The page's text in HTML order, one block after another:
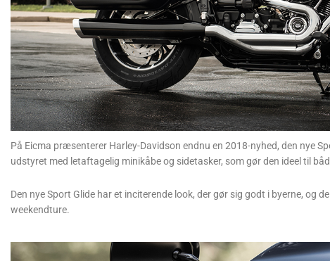
På Eicma præsenterer Harley-Davidson endnu en 2018-nyhed, den nye
udstyret med letaftagelig minikåbe og sidetasker, som gør den ideel til
Den nye Sport Glide har et inciterende look, der gør sig godt i byerne, og
weekendture.